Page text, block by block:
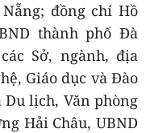
; đồng chí Hồ
thành phố Đà
Sở, ngành, địa
Giáo dục và Đào
Du lịch, Văn phòng
Hải Châu, UBND